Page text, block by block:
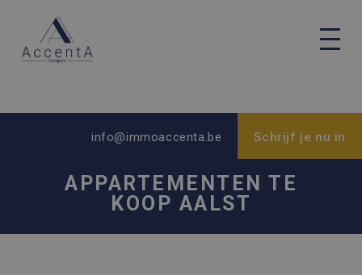
info@immoaccenta.be Schrijf je nu in
APPARTEMENTEN TE
KOOP AALST